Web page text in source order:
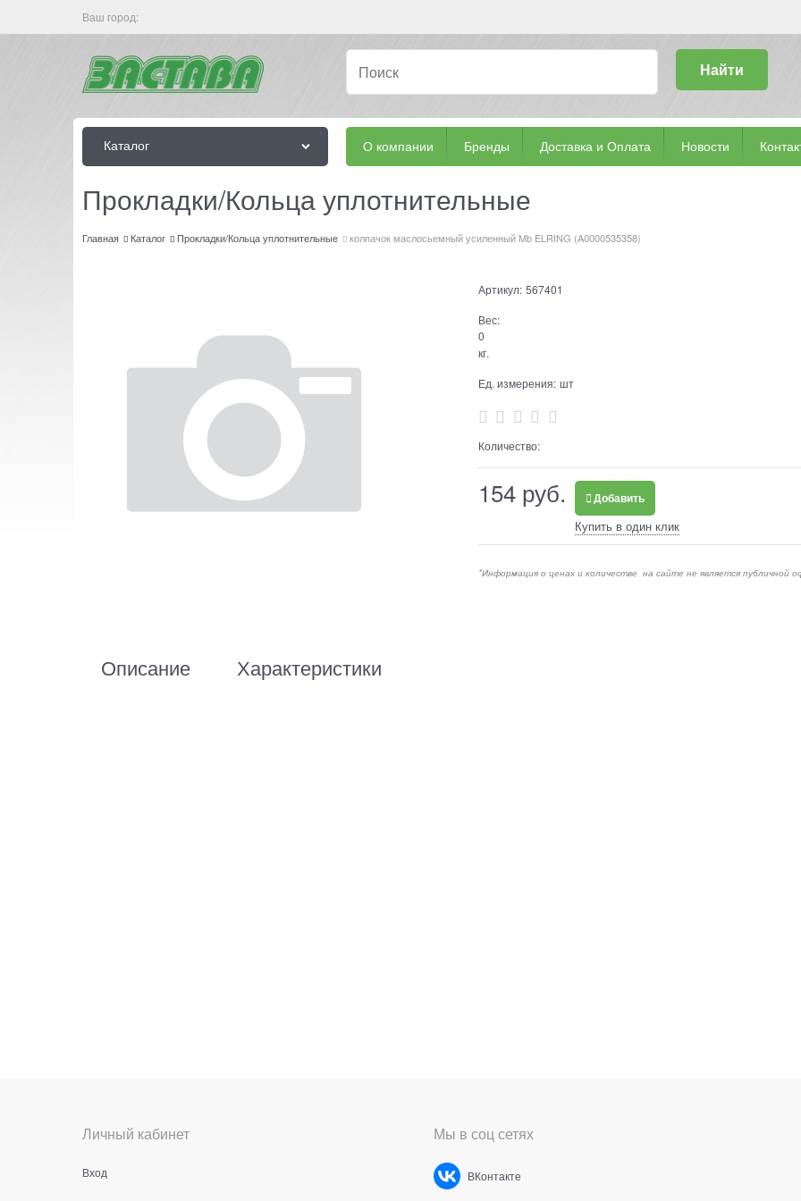
Ваш город:
Найти
Каталог О компании Бренды Доставка и Оплата Новости
Прокладки/Кольца уплотнительные
Главная Каталог Прокладки/Кольца уплотнительные колпачок маслосьемный усиленный Mb ELRING (A0000535358)
Артикул: 567401
Вес:
0
кг.
Ед. измерения: шт
Количество:
154 руб. Добавить
Купить в один клик
*Информация о ценах и количестве на сайте не является публичной
Описание Характеристики
Личный кабинет
Вход
Мы в соц сетях
ВКонтакте